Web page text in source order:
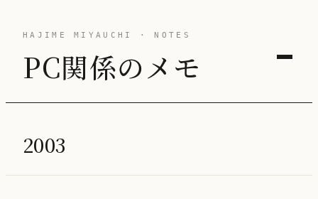
HAJIME MIYAUCHI · NOTES
PC関係のメモ
2003